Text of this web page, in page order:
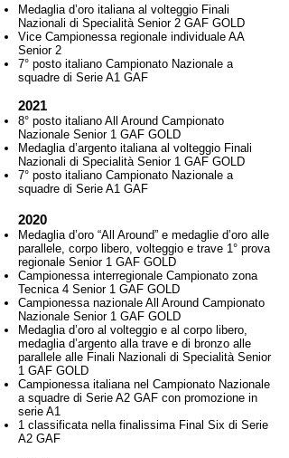
Medaglia d’oro italiana al volteggio Finali
Nazionali di Specialità Senior 2 GAF GOLD
Vice Campionessa regionale individuale AA
Senior 2
7° posto italiano Campionato Nazionale a
squadre di Serie A1 GAF
2021
8° posto italiano All Around Campionato
Nazionale Senior 1 GAF GOLD
Medaglia d’argento italiana al volteggio Finali
Nazionali di Specialità Senior 1 GAF GOLD
7° posto italiano Campionato Nazionale a
squadre di Serie A1 GAF
2020
Medaglia d’oro “All Around” e medaglie d’oro alle
parallele, corpo libero, volteggio e trave 1° prova
regionale Senior 1 GAF GOLD
Campionessa interregionale Campionato zona
Tecnica 4 Senior 1 GAF GOLD
Campionessa nazionale All Around Campionato
Nazionale Senior 1 GAF GOLD
Medaglia d’oro al volteggio e al corpo libero,
medaglia d’argento alla trave e di bronzo alle
parallele alle Finali Nazionali di Specialità Senior
1 GAF GOLD
Campionessa italiana nel Campionato Nazionale
a squadre di Serie A2 GAF con promozione in
serie A1
1 classificata nella finalissima Final Six di Serie
A2 GAF